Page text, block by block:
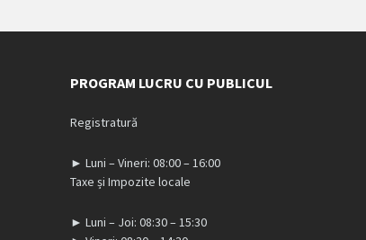
PROGRAM LUCRU CU PUBLICUL
Registratură
► Luni – Vineri: 08:00 – 16:00
Taxe și Impozite locale
► Luni – Joi: 08:30 – 15:30